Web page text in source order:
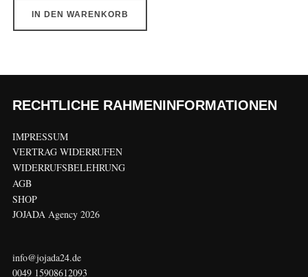
IN DEN WARENKORB
RECHTLICHE RAHMENINFORMATIONEN
IMPRESSUM
VERTRAG WIDERRUFEN
WIDERRUFSBELEHRUNG
AGB
SHOP
JOJADA Agency 2026
info@jojada24.de
0049 15908612093